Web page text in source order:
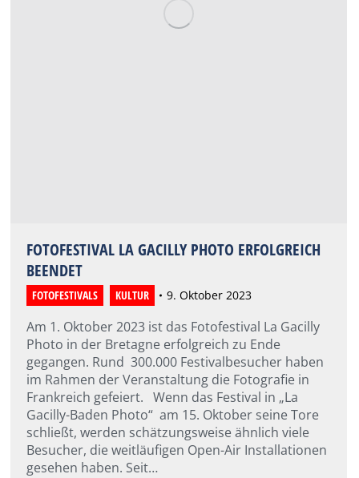
FOTOFESTIVAL LA GACILLY PHOTO ERFOLGREICH
BEENDET
FOTOFESTIVALS KULTUR 9. Oktober 2023
Am 1. Oktober 2023 ist das Fotofestival La Gacilly
Photo in der Bretagne erfolgreich zu Ende
gegangen. Rund 300.000 Festivalbesucher haben
im Rahmen der Veranstaltung die Fotografie in
Frankreich gefeiert. Wenn das Festival in „La
Gacilly-Baden Photo“ am 15. Oktober seine Tore
schließt, werden schätzungsweise ähnlich viele
Besucher, die weitläufigen Open-Air Installationen
gesehen haben. Seit…